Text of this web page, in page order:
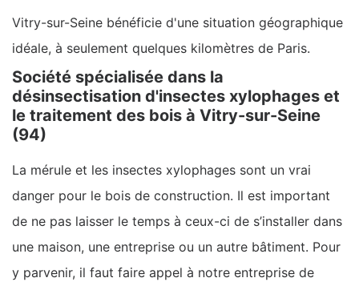
Vitry-sur-Seine bénéficie d'une situation géographique
idéale, à seulement quelques kilomètres de Paris.
Société spécialisée dans la
désinsectisation d'insectes xylophages et
le traitement des bois à Vitry-sur-Seine
(94)
La mérule et les insectes xylophages sont un vrai
danger pour le bois de construction. Il est important
de ne pas laisser le temps à ceux-ci de s’installer dans
une maison, une entreprise ou un autre bâtiment. Pour
y parvenir, il faut faire appel à notre entreprise de